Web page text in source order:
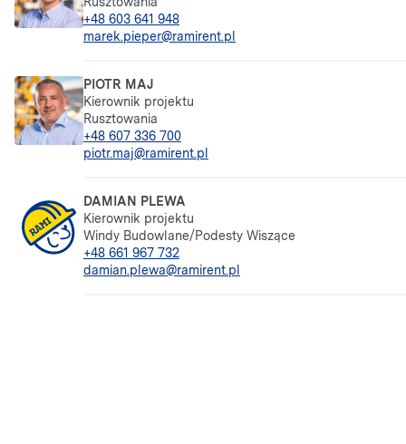
+48 603 641 948
marek.pieper@ramirent.pl
PIOTR MAJ
Kierownik projektu
Rusztowania
+48 607 336 700
piotr.maj@ramirent.pl
DAMIAN PLEWA
Kierownik projektu
Windy Budowlane/Podesty Wiszące
+48 661 967 732
damian.plewa@ramirent.pl